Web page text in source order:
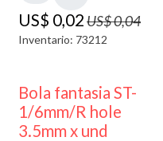
US$ 0,02US$0,04
Inventario: 73212
Bola fantasia ST-
1/6mm/R hole
3.5mm x und